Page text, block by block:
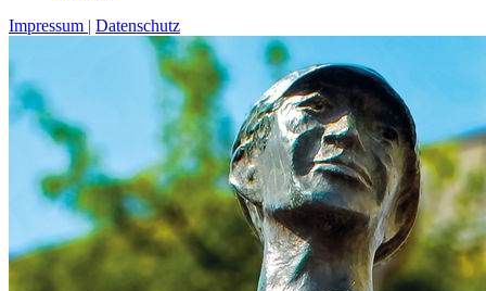
Impressum Datenschutz